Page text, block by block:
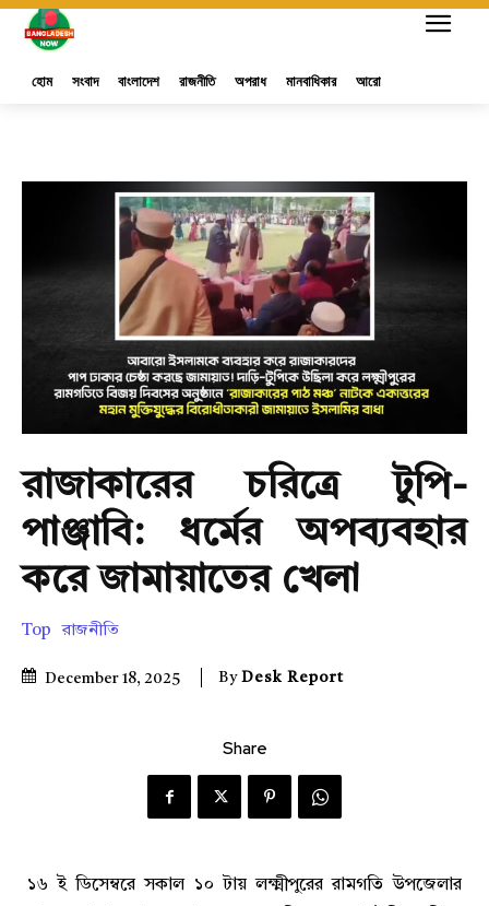
হোম সংবাদ বাংলাদেশ রাজনীতি অপরাধ মানবাধিকার আরো
রাজাকারের চরিত্রে টুপি-
পাঞ্জাবি: ধর্মের অপব্যবহার
করে জামায়াতের খেলা
Top রাজনীতি
December 18, 2025 By Desk Report
Share
১৬ ই ডিসেম্বরে সকাল ১০ টায় লক্ষ্মীপুরের রামগতি উপজেলার